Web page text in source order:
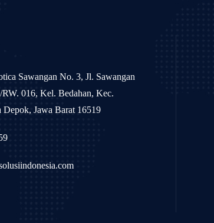
Sawangan No. 3, Jl. Sawangan
RW. 016, Kel. Bedahan, Kec.
Depok, Jawa Barat 16519